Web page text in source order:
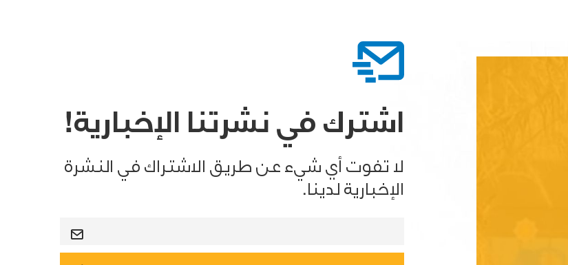
اشترك في نشرتنا الإخبارية!
لا تفوت أي شيء عن طريق الاشتراك في النشرة
الإخبارية لدينا.